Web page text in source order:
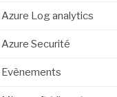
Azure Log analytics
Azure Securité
Evènements